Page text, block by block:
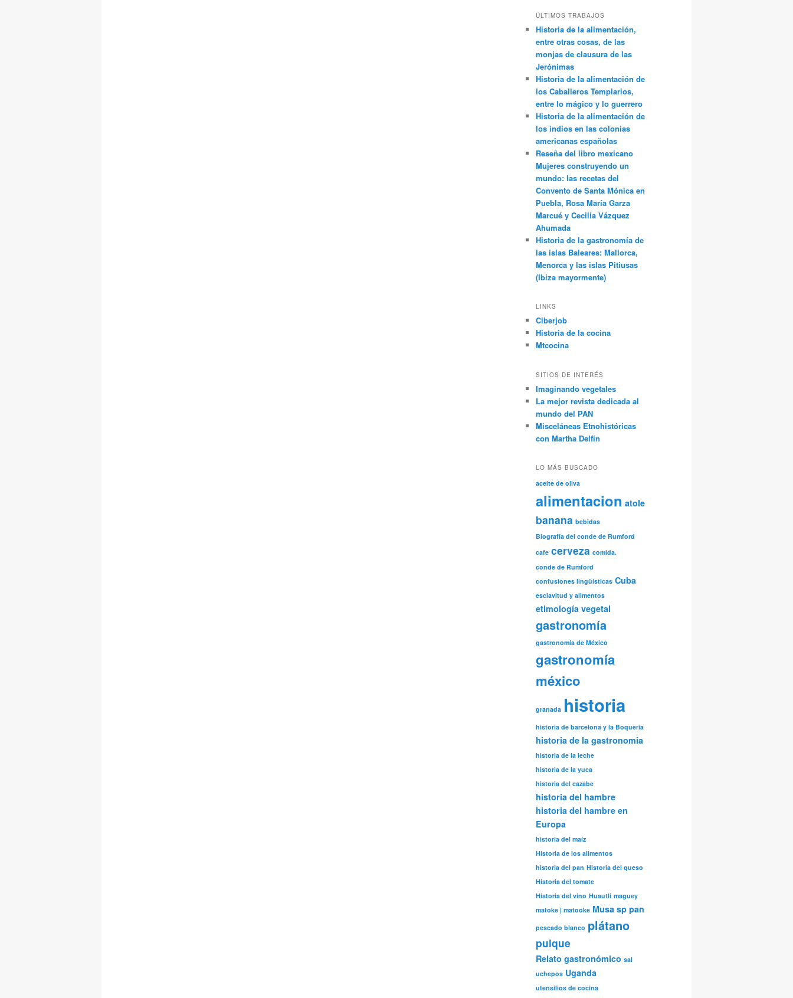
ÚLTIMOS TRABAJOS
Historia de la alimentación,
entre otras cosas, de las
monjas de clausura de las
Jerónimas
Historia de la alimentación de
los Caballeros Templarios,
entre lo mágico y lo guerrero
Historia de la alimentación de
los indios en las colonias
americanas españolas
Reseña del libro mexicano
Mujeres construyendo un
mundo: las recetas del
Convento de Santa Mónica en
Puebla, Rosa María Garza
Marcué y Cecilia Vázquez
Ahumada
Historia de la gastronomía de
las islas Baleares: Mallorca,
Menorca y las islas Pitiusas
(Ibiza mayormente)
LINKS
Ciberjob
Historia de la cocina
Mtcocina
SITIOS DE INTERÉS
Imaginando vegetales
La mejor revista dedicada al
mundo del PAN
Misceláneas Etnohistóricas
con Martha Delfín
LO MÁS BUSCADO
aceite de oliva
alimentacion atole
banana bebidas
Biografía del conde de Rumford
cafe cerveza comida.
conde de Rumford
confusiones lingüísticas Cuba
esclavitud y alimentos
etimología vegetal
gastronomía
gastronomía de México
gastronomía
méxico
granada historia
historia de barcelona y la Boqueria
historia de la gastronomia
historia de la leche
historia de la yuca
historia del cazabe
historia del hambre
historia del hambre en
Europa
historia del maíz
Historia de los alimentos
historia del pan Historia del queso
Historia del tomate
Historia del vino Huautli maguey
matoke | matooke Musa sp pan
pescado blanco plátano
pulque
Relato gastronómico sal
uchepos Uganda
utensilios de cocina